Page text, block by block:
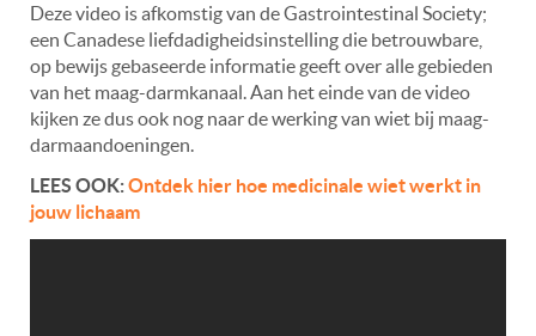
Deze video is afkomstig van de Gastrointestinal Society;
een Canadese liefdadigheidsinstelling die betrouwbare,
op bewijs gebaseerde informatie geeft over alle gebieden
van het maag-darmkanaal. Aan het einde van de video
kijken ze dus ook nog naar de werking van wiet bij maag-
darmaandoeningen.
LEES OOK:Ontdek hier hoe medicinale wiet werkt in
jouw lichaam